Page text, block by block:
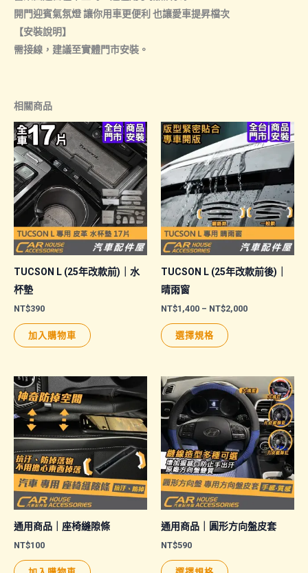
開門迎賓氣氛燈 讓你用車更便利 也讓愛車提昇檔次
【安裝說明】
需接線，建議至實體門市安裝。
相關商品
TUCSON L (25年改款前)｜水
杯墊
NT$390
加入購物車
TUCSON L (25年改款前後)｜
晴雨窗
NT$1,400 – NT$2,000價
NT$2,000
選擇規格
有
多
種
款
式。
可
在
產
品
通用商品｜座椅縫隙條
NT$100
通用商品｜圓形方向盤皮套
NT$590